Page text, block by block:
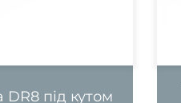
під кутом